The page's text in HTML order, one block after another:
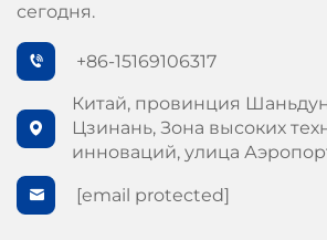
сегодня.
+86-15169106317
Китай, провинция
Цзинань, Зона высоких
инноваций, улица
[email protected]